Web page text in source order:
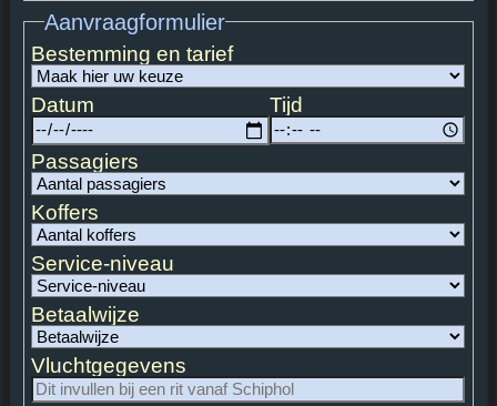
Aanvraagformulier
Bestemming en tarief
Datum Tijd
Passagiers
Koffers
Service-niveau
Betaalwijze
Vluchtgegevens